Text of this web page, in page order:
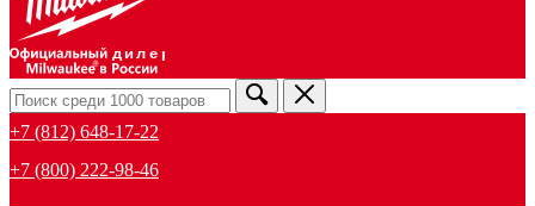
дилер
+7 (812) 648-17-22
+7 (800) 222-98-46